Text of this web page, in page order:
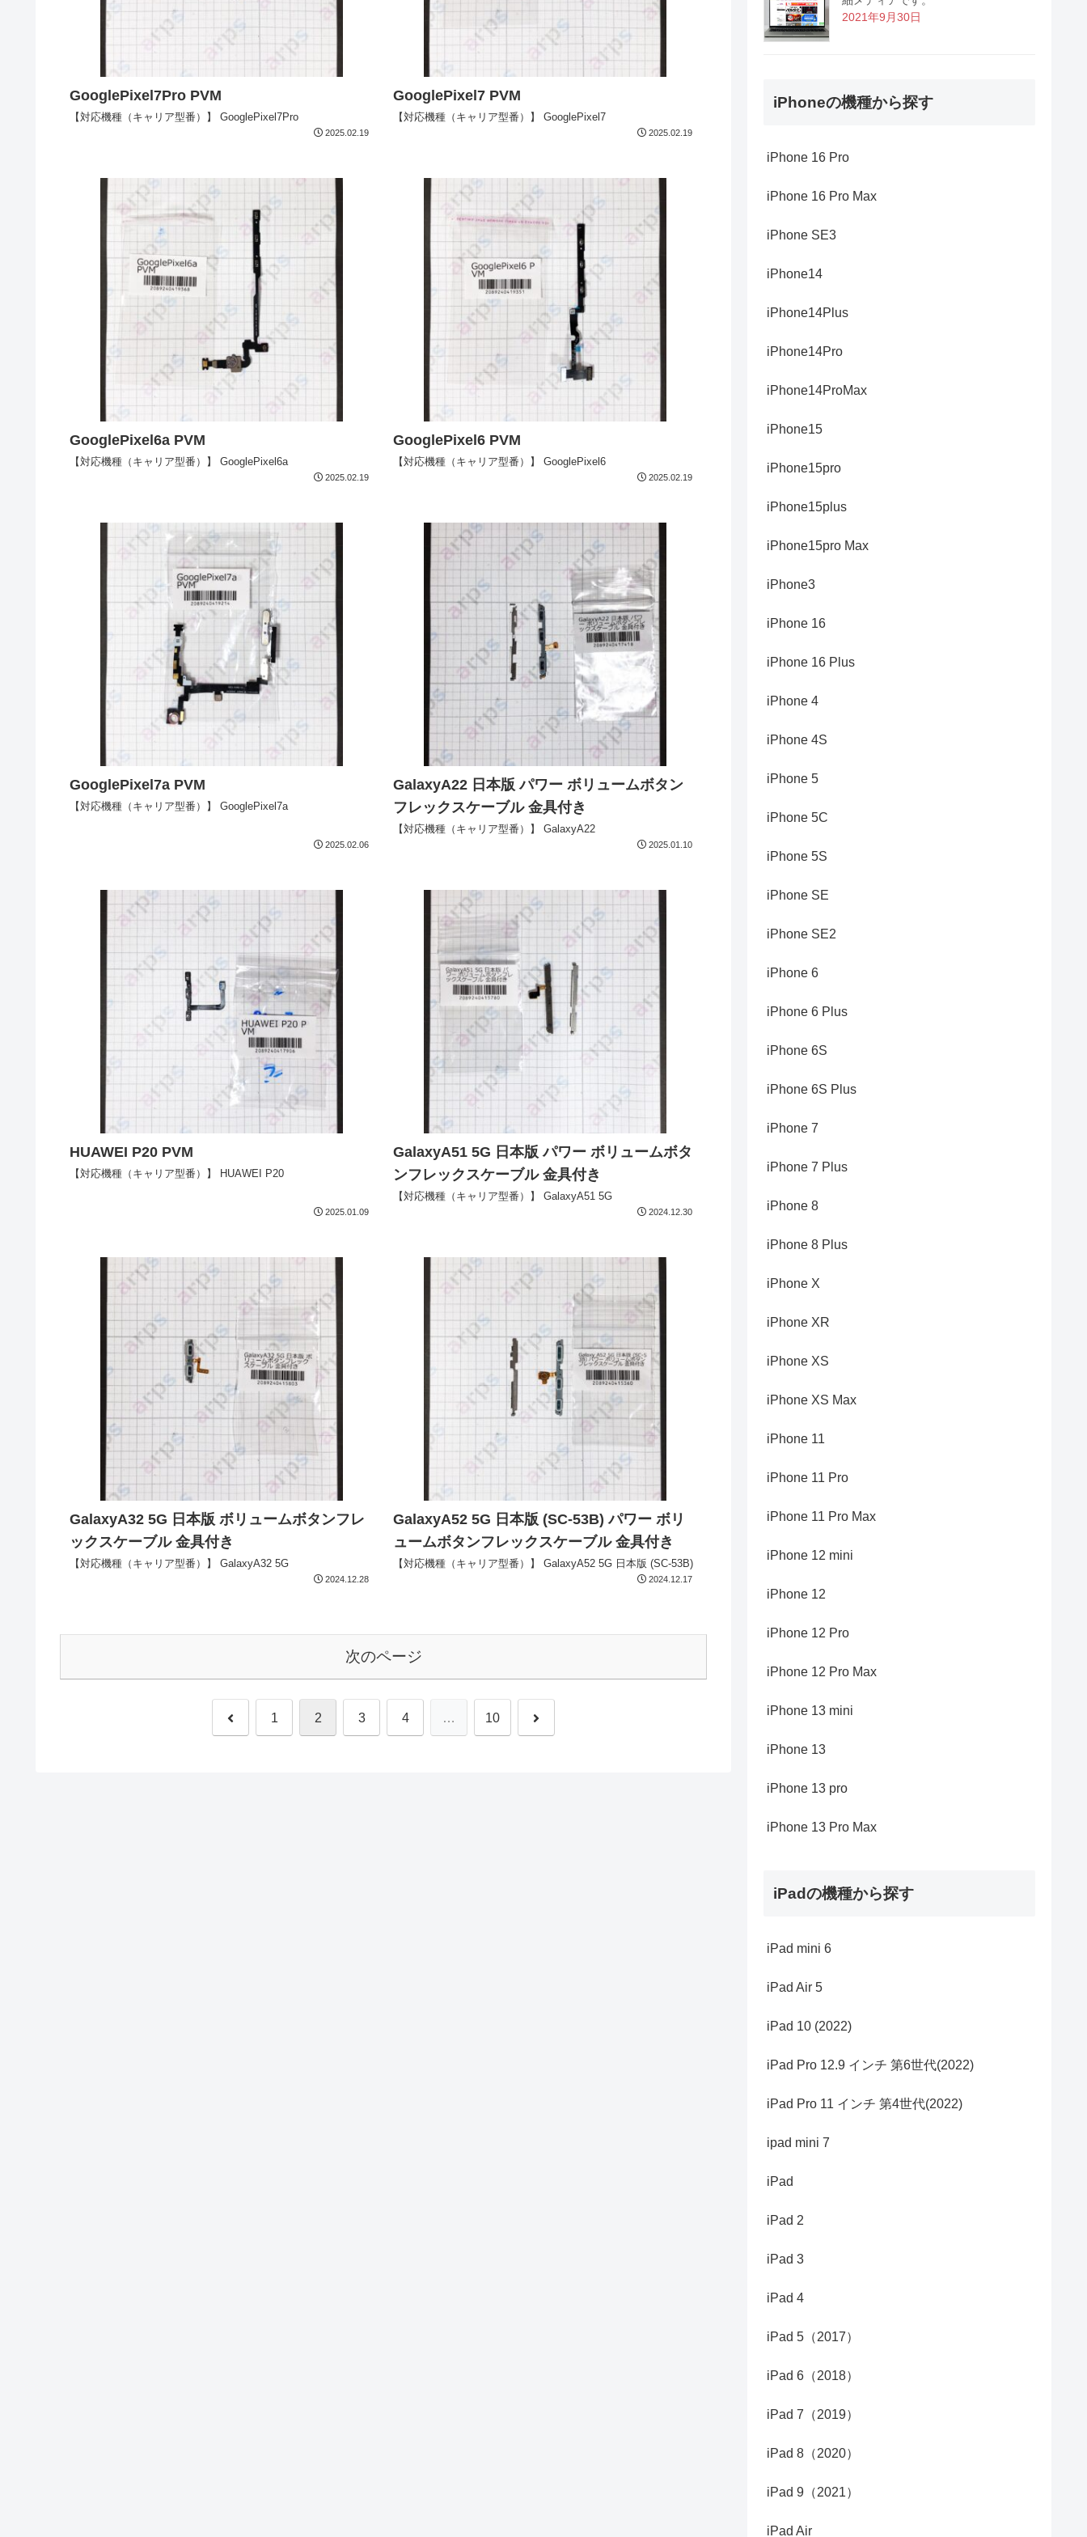
GooglePixel7Pro PVM
【対応機種（キャリア型番）】 GooglePixel7Pro
2025.02.19
GooglePixel7 PVM
【対応機種（キャリア型番）】 GooglePixel7
2025.02.19
GooglePixel6a PVM
【対応機種（キャリア型番）】 GooglePixel6a
2025.02.19
GooglePixel6 PVM
【対応機種（キャリア型番）】 GooglePixel6
2025.02.19
GooglePixel7a PVM
【対応機種（キャリア型番）】 GooglePixel7a
2025.02.06
GalaxyA22 日本版 パワー ボリュームボタン
フレックスケーブル 金具付き
【対応機種（キャリア型番）】 GalaxyA22
2025.01.10
HUAWEI P20 PVM
【対応機種（キャリア型番）】 HUAWEI P20
2025.01.09
GalaxyA51 5G 日本版 パワー ボリュームボタ
ンフレックスケーブル 金具付き
【対応機種（キャリア型番）】 GalaxyA51 5G
2024.12.30
GalaxyA32 5G 日本版 ボリュームボタンフレ
ックスケーブル 金具付き
【対応機種（キャリア型番）】 GalaxyA32 5G
2024.12.28
GalaxyA52 5G 日本版 (SC-53B) パワー ボリ
ュームボタンフレックスケーブル 金具付き
【対応機種（キャリア型番）】 GalaxyA52 5G 日本版 (SC-53B)
2024.12.17
次のページ
1 2 3 4 … 10
2021年9月30日
iPhoneの機種から探す
iPhone 16 Pro
iPhone 16 Pro Max
iPhone SE3
iPhone14
iPhone14Plus
iPhone14Pro
iPhone14ProMax
iPhone15
iPhone15pro
iPhone15plus
iPhone15pro Max
iPhone3
iPhone 16
iPhone 16 Plus
iPhone 4
iPhone 4S
iPhone 5
iPhone 5C
iPhone 5S
iPhone SE
iPhone SE2
iPhone 6
iPhone 6 Plus
iPhone 6S
iPhone 6S Plus
iPhone 7
iPhone 7 Plus
iPhone 8
iPhone 8 Plus
iPhone X
iPhone XR
iPhone XS
iPhone XS Max
iPhone 11
iPhone 11 Pro
iPhone 11 Pro Max
iPhone 12 mini
iPhone 12
iPhone 12 Pro
iPhone 12 Pro Max
iPhone 13 mini
iPhone 13
iPhone 13 pro
iPhone 13 Pro Max
iPadの機種から探す
iPad mini 6
iPad Air 5
iPad 10 (2022)
iPad Pro 12.9 インチ 第6世代(2022)
iPad Pro 11 インチ 第4世代(2022)
ipad mini 7
iPad
iPad 2
iPad 3
iPad 4
iPad 5（2017）
iPad 6（2018）
iPad 7（2019）
iPad 8（2020）
iPad 9（2021）
iPad Air